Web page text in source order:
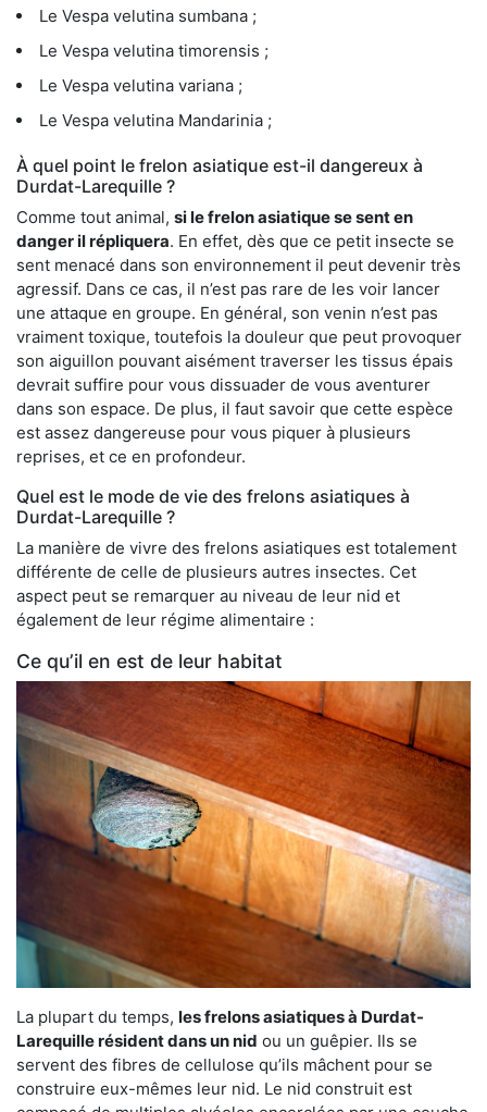
Le Vespa velutina sumbana ;
Le Vespa velutina timorensis ;
Le Vespa velutina variana ;
Le Vespa velutina Mandarinia ;
À quel point le frelon asiatique est-il dangereux à
Durdat-Larequille ?
Comme tout animal, si le frelon asiatique se sent en
danger il répliquera. En effet, dès que ce petit insecte se
sent menacé dans son environnement il peut devenir très
agressif. Dans ce cas, il n’est pas rare de les voir lancer
une attaque en groupe. En général, son venin n’est pas
vraiment toxique, toutefois la douleur que peut provoquer
son aiguillon pouvant aisément traverser les tissus épais
devrait suffire pour vous dissuader de vous aventurer
dans son espace. De plus, il faut savoir que cette espèce
est assez dangereuse pour vous piquer à plusieurs
reprises, et ce en profondeur.
Quel est le mode de vie des frelons asiatiques à
Durdat-Larequille ?
La manière de vivre des frelons asiatiques est totalement
différente de celle de plusieurs autres insectes. Cet
aspect peut se remarquer au niveau de leur nid et
également de leur régime alimentaire :
Ce qu’il en est de leur habitat
La plupart du temps, les frelons asiatiques à Durdat-
Larequille résident dans un nid ou un guêpier. Ils se
servent des fibres de cellulose qu’ils mâchent pour se
construire eux-mêmes leur nid. Le nid construit est